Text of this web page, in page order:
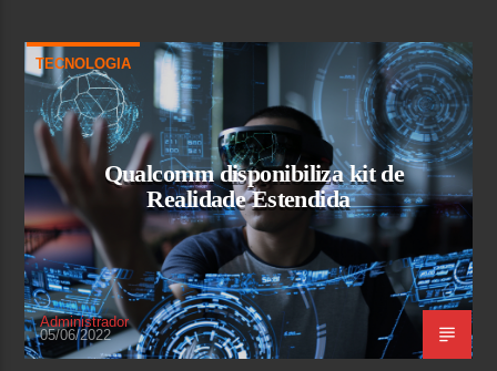
TECNOLOGIA
Qualcomm disponibiliza kit de
Realidade Estendida
Administrador
05/06/2022